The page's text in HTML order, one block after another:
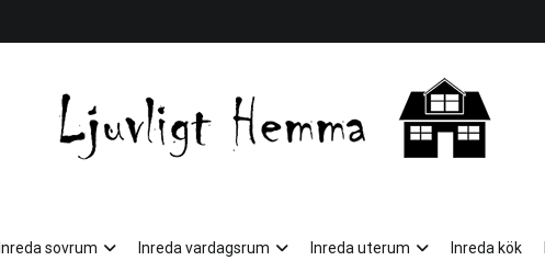
Inreda sovrum Inreda vardagsrum Inreda uterum Inreda kök